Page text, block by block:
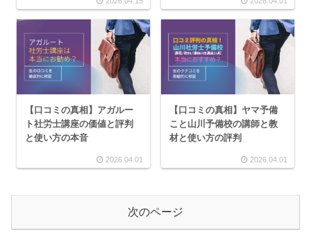
【口コミの真相】アガルー
ト社労士講座の価値と評判
と使い方の本音
2026.04.01
【口コミの真相】ヤマ予備
こと山川予備校の講師と教
材と使い方の評判
2026.04.01
次のページ